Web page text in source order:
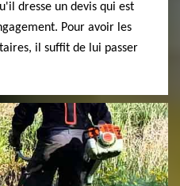
dresse un devis qui est
Pour avoir les
il suffit de lui passer